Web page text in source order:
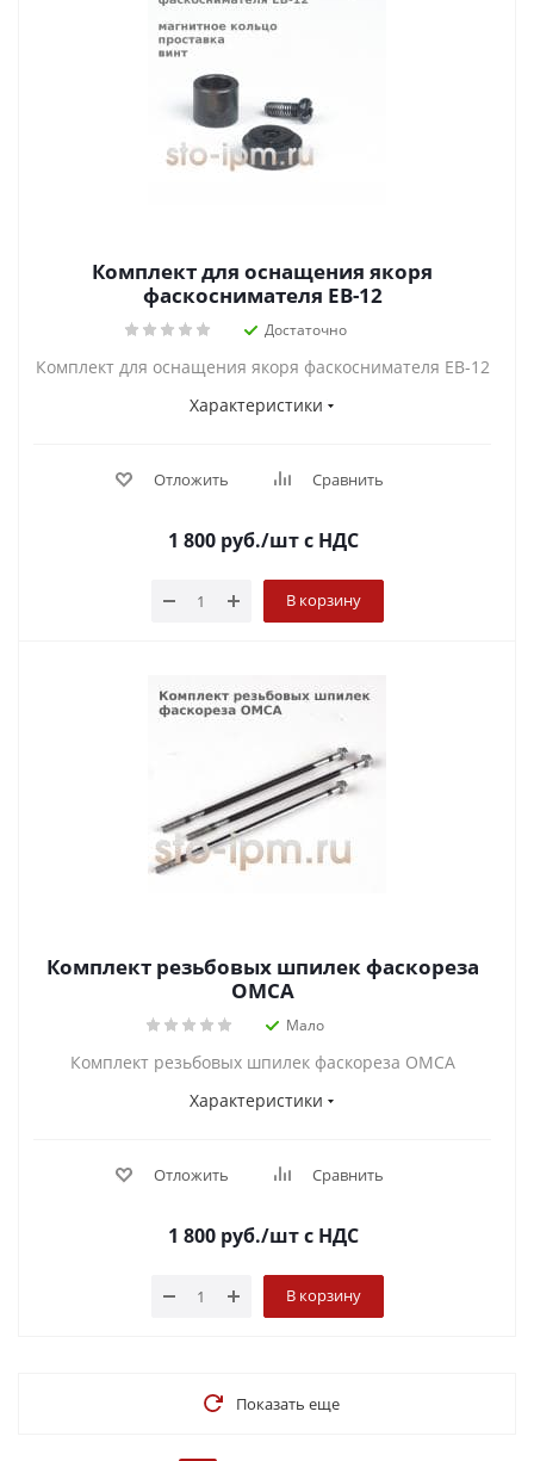
Комплект для оснащения якоря
фаскоснимателя EB-12
Достаточно
Комплект для оснащения якоря фаскоснимателя EB-12
Характеристики
Отложить Сравнить
1 800руб./штс НДС
В корзину
Комплект резьбовых шпилек фаскореза
OMCA
Мало
Комплект резьбовых шпилек фаскореза OMCA
Характеристики
Отложить Сравнить
1 800руб./штс НДС
В корзину
Показать еще